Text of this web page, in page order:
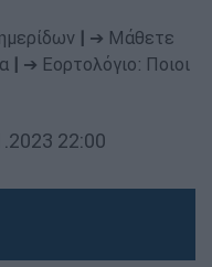
➔ Μάθετε
➔ Εορτολόγιο: Ποιοι
22:00